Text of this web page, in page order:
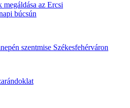
megáldása az Ercsi
búcsún
szentmise Székesfehérváron